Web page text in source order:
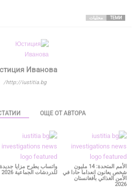
ТЕМИ محليات
Иванова
http://iustitia.bg/
ОЩЕ ОТ АВТОРА
واتساب يطرح مزايا جديدة
للدردشات الجماعية 2026
الأمم المتحدة: 14 مليون
شخص يعانون انعداما حادا في
الأمن الغذائي بأفغانستان
2026